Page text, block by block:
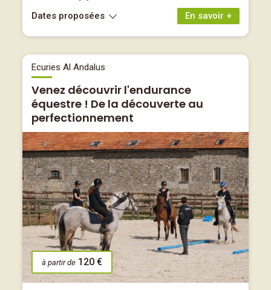
En savoir +
Dates proposées
Ecuries Al Andalus
Venez découvrir l'endurance
équestre ! De la découverte au
perfectionnement
à partir de 120 €